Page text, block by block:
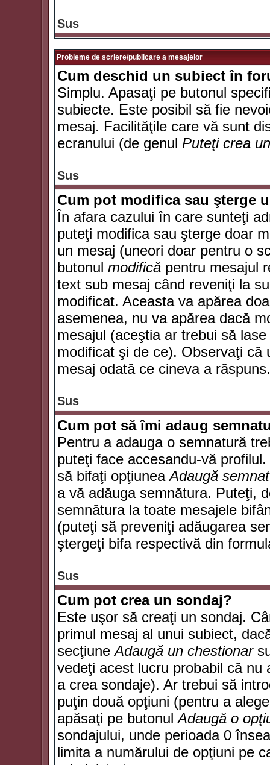
Sus
Probleme de scriere/publicare a mesajelor
Cum deschid un subiect în
Simplu. Apasaţi pe butonul
subiecte. Este posibil să fie
mesaj. Facilităţile care vă sunt
ecranului (de genul Puteţi crea
Sus
Cum pot modifica sau şterge
În afara cazului în care sunteţi
puteţi modifica sau şterge doar
un mesaj (uneori doar pentru o
butonul modifică pentru mesajul
text sub mesaj când reveniţi la
modificat. Aceasta va apărea
asemenea, nu va apărea dacă
mesajul (aceştia ar trebui să
modificat şi de ce). Observaţi că
mesaj odată ce cineva a răspuns.
Sus
Cum pot să îmi adaug
Pentru a adauga o semnatură
puteţi face accesandu-vă
să bifaţi opţiuneaAdaugă
a vă adăuga semnătura. Puteţi,
semnătura la toate mesajele
(puteţi să preveniţi adăugarea
ştergeţi bifa respectivă din
Sus
Cum pot crea un sondaj?
Este uşor să creaţi un sondaj.
primul mesaj al unui subiect,
secţiuneAdaugă un chestionar
vedeţi acest lucru probabil că nu
a crea sondaje). Ar trebui să
puţin două opţiuni (pentru a
apăsaţi pe butonulAdaugă o
sondajului, unde perioada 0
limita a numărului de opţiuni pe